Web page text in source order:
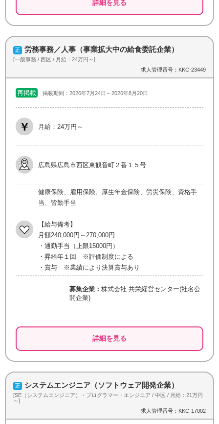
詳細を見る
労務事務／人事（事業拡大中の給食委託企業）
[一般事務 / 西区 / 月給：24万円～]
求人管理番号：KKC-23449
再掲載 掲載期間：2026年7月24日～2026年8月20日
月給：24万円～
広島県広島市西区東観音町２番１５号
健康保険、雇用保険、厚生年金保険、労災保険、資格手
当、皆勤手当
【給与備考】
月額240,000円～270,000円
・通勤手当（上限15000円）
・昇給年１回 ※評価制度による
・賞与 ※業績により決算賞与あり
募集企業： 株式会社 共栄経営センター(社名公
開企業)
詳細を見る
システムエンジニア（ソフトウェア開発企業）
[SE（システムエンジニア）・プログラマー・エンジニア / 中区 / 月給：21万円
～]
求人管理番号：KKC-17002